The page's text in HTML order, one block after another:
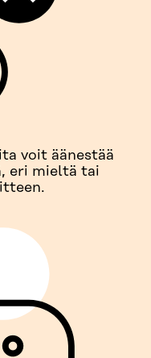
voit äänestää
eri mieltä tai